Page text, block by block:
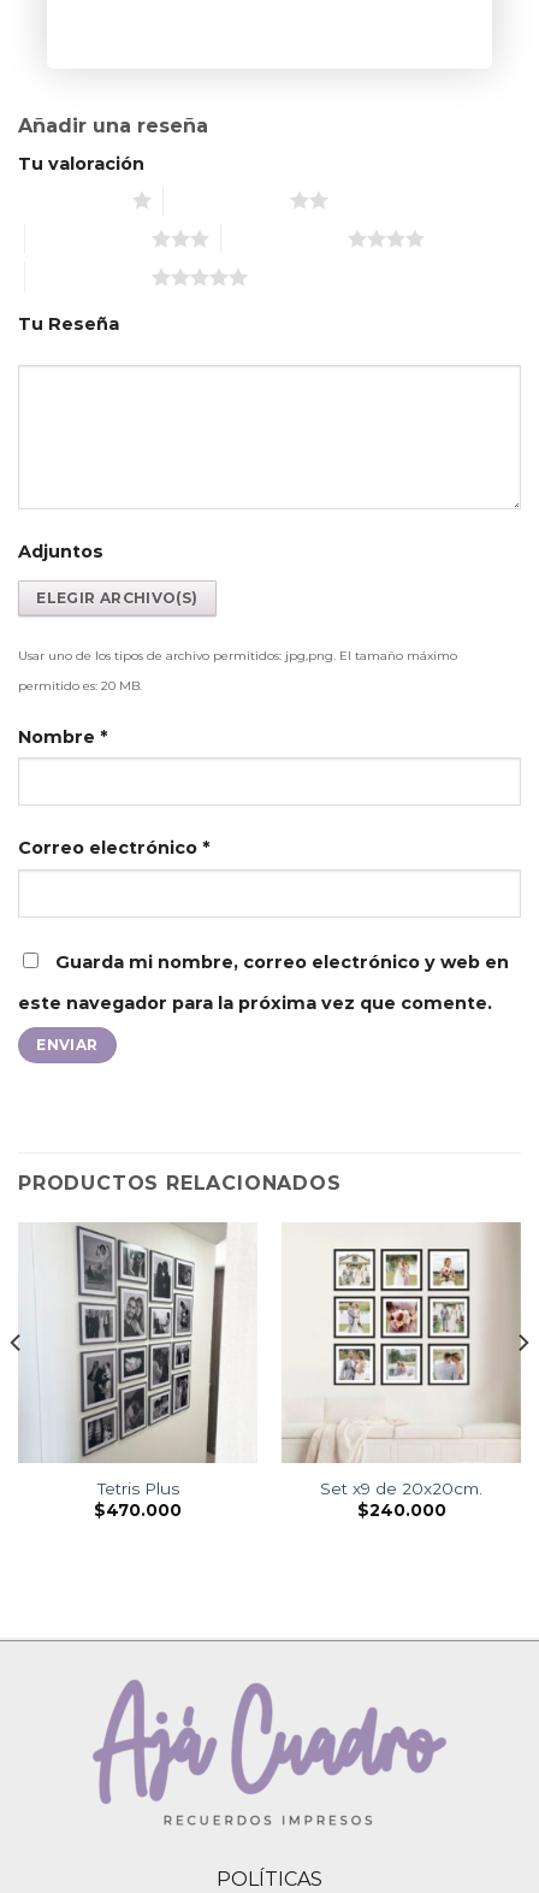
Añadir una reseña
Tu valoración
Tu Reseña
Adjuntos
Usar uno de los tipos de archivo permitidos: jpg,png. El tamaño máximo
permitido es: 20 MB.
Nombre *
Correo electrónico *
Guarda mi nombre, correo electrónico y web en
este navegador para la próxima vez que comente.
PRODUCTOS RELACIONADOS
Tetris Plus
$470.000
Set x9 de 20x20cm.
$240.000
POLÍTICAS